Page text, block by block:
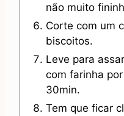
não muito
Corte com um
biscoitos.
Leve para
com farinha
30min.
Tem que ficar